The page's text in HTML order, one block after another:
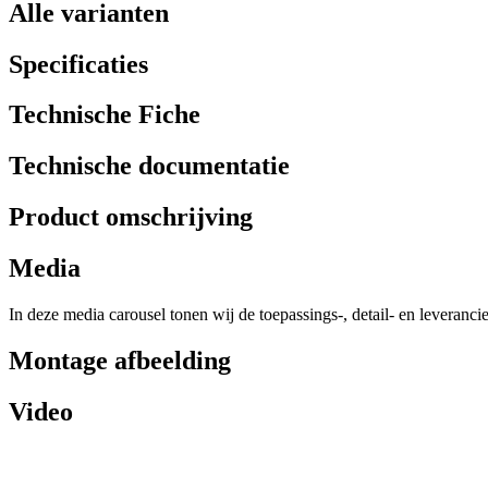
Alle varianten
Specificaties
Technische Fiche
Technische documentatie
Product omschrijving
Media
In deze media carousel tonen wij de toepassings-, detail- en
Montage afbeelding
Video